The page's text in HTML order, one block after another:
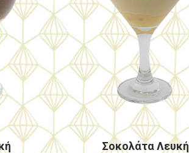
Ονειρική γεύση με την
απόλυτη γευστική
ισορροπία της λευκής
σοκολάτας
Σοκολάτα Λευκή